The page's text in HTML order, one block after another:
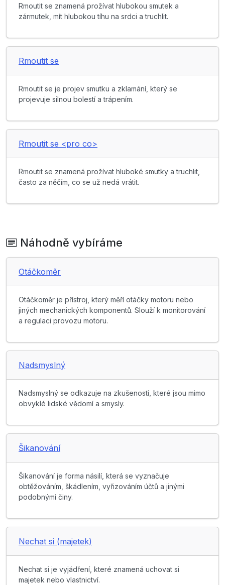
Rmoutit se znamená prožívat hlubokou smutek a
zármutek, mít hlubokou tíhu na srdci a truchlit.
Rmoutit se
Rmoutit se je projev smutku a zklamání, který se
projevuje silnou bolestí a trápením.
Rmoutit se <pro co>
Rmoutit se znamená prožívat hluboké smutky a truchlit,
často za něčím, co se už nedá vrátit.
Náhodně vybíráme
Otáčkoměr
Otáčkoměr je přístroj, který měří otáčky motoru nebo
jiných mechanických komponentů. Slouží k monitorování
a regulaci provozu motoru.
Nadsmyslný
Nadsmyslný se odkazuje na zkušenosti, které jsou mimo
obvyklé lidské vědomí a smysly.
Šikanování
Šikanování je forma násilí, která se vyznačuje
obtěžováním, škádlením, vyřizováním účtů a jinými
podobnými činy.
Nechat si (majetek)
Nechat si je vyjádření, které znamená uchovat si
majetek nebo vlastnictví.